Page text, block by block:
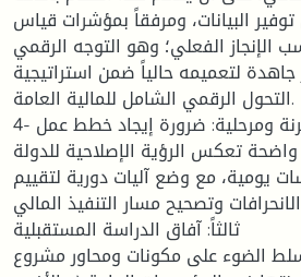
البيانات، ومرفقاً بمؤشرات قياس
الفعلي؛ وهو التوجه الرقمي
لتعميمه حالياً ضمن استراتيجية
التحول الرقمي الشامل للمالية العامة.
4- صياغة خطط عمل مرنة ومرحلية: ضرورة إيجاد خطط عمل
تعكس الرؤية الإصلاحية للدولة
يومية، مع وضع آليات دورية لتقييم
الانحرافات وتصحيح مسار التنفيذ المالي.
ثالثاً: آفاق الدراسة المستقبلية
الضوء على مكونات ومحاور مشروع